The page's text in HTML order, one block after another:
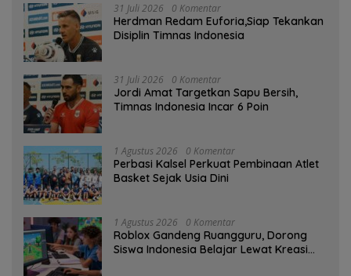
31 Juli 2026 0 Komentar
Herdman Redam Euforia,Siap Tekankan
Disiplin Timnas Indonesia
31 Juli 2026 0 Komentar
Jordi Amat Targetkan Sapu Bersih,
Timnas Indonesia Incar 6 Poin
1 Agustus 2026 0 Komentar
Perbasi Kalsel Perkuat Pembinaan Atlet
Basket Sejak Usia Dini
1 Agustus 2026 0 Komentar
Roblox Gandeng Ruangguru, Dorong
Siswa Indonesia Belajar Lewat Kreasi